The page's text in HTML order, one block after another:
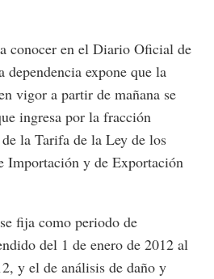
conocer en el Diario Oficial de
expone que la
vigor a partir de mañana se
ingresa por la fracción
la Tarifa de la Ley de los
Importación y de Exportación
fija como periodo de
del 1 de enero de 2012 al
y el de análisis de daño y